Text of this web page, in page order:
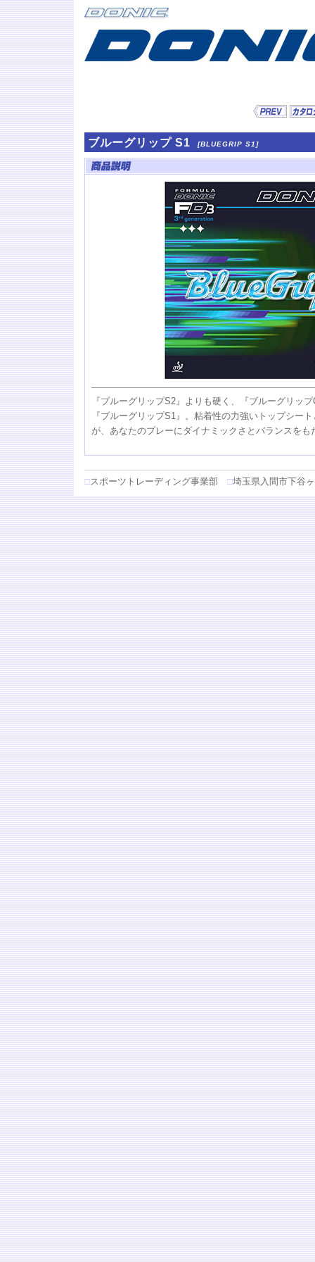
ブルーグリップ S1 [BLUEGRIP S1]
『ブルーグリップS2』よりも硬く、『ブルーグリッ
『ブルーグリップS1』。粘着性の力強いトップシー
が、あなたのプレーにダイナミックさとバランスをも
□スポーツトレーディング事業部 □埼玉県入間市下谷